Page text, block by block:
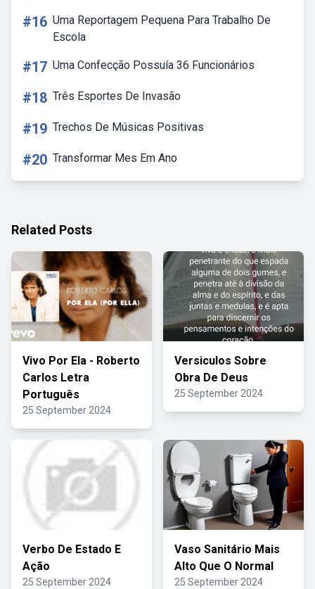
#16 Uma Reportagem Pequena Para Trabalho De
Escola
#17 Uma Confecção Possuía 36 Funcionários
#18 Três Esportes De Invasão
#19 Trechos De Músicas Positivas
#20 Transformar Mes Em Ano
Related Posts
Vivo Por Ela - Roberto
Carlos Letra
Português
25 September 2024
Versiculos Sobre
Obra De Deus
25 September 2024
Verbo De Estado E
Ação
25 September 2024
Vaso Sanitário Mais
Alto Que O Normal
25 September 2024